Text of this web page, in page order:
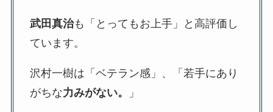
武田真治も「とってもお上手」と高評価し
ています。
沢村一樹は「ベテラン感」、「若手にあり
がちな力みがない。 」